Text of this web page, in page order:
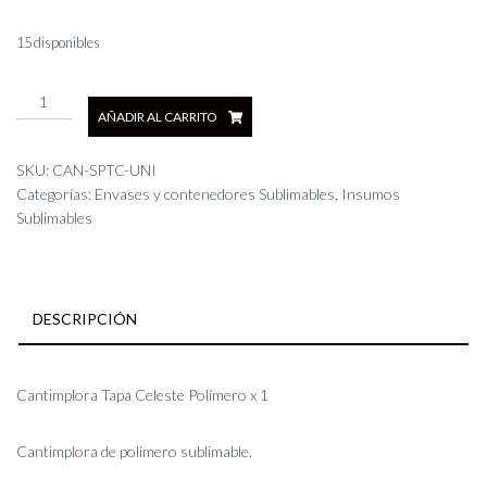
15 disponibles
Cantimplora
Tapa
Polímero
x
1
AÑADIR AL CARRITO
SKU: CAN-SPTC-UNI
Categorías: Envases y contenedores Sublimables Insumos
Sublimables
DESCRIPCIÓN
Cantimplora Tapa Celeste Polímero x 1
Cantimplora de polímero sublimable.